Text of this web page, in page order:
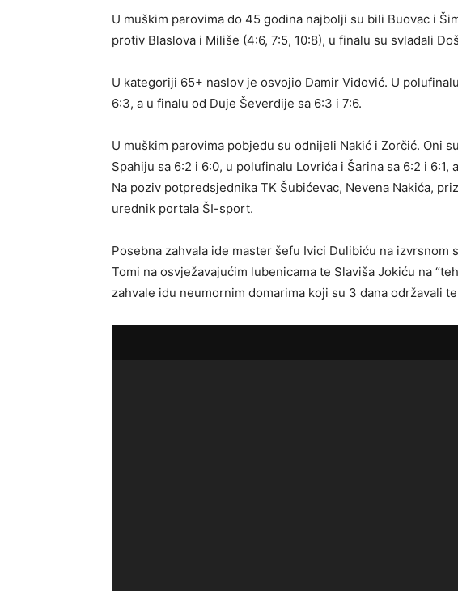
U muškim parovima do 45 godina najbolji su bili Buovac i
protiv Blaslova i Miliše (4:6, 7:5, 10:8), u finalu su svladali
U kategoriji 65+ naslov je osvojio Damir Vidović. U
6:3, a u finalu od Duje Ševerdije sa 6:3 i 7:6.
U muškim parovima pobjedu su odnijeli Nakić i Zorčić. Oni
Spahiju sa 6:2 i 6:0, u polufinalu Lovrića i Šarina sa 6:2 i 6:1,
Na poziv potpredsjednika TK Šubićevac, Nevena Nakića,
urednik portala ŠI-sport.
Posebna zahvala ide master šefu Ivici Dulibiću na izvrsnom
Tomi na osvježavajućim lubenicama te Slaviša Jokiću na
zahvale idu neumornim domarima koji su 3 dana održavali